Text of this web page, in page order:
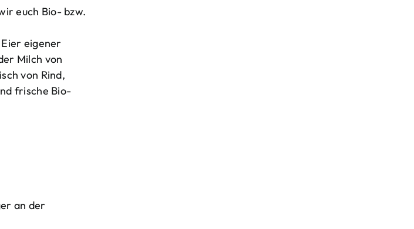
euch Bio- bzw.
eigener
Milch von
von Rind,
frische Bio-
an der